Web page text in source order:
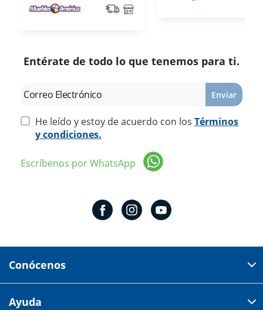
Entérate de todo lo que tenemos para ti.
Enviar
He leído y estoy de acuerdo con los Términos
y condiciones.
Escríbenos por WhatsApp
Conócenos
Av 18 de marzo # 309. Colonia la Nogalera.
Ayuda